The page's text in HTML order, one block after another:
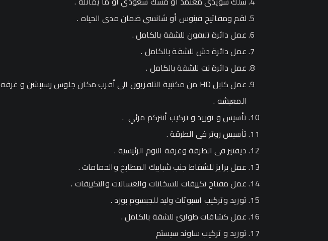
لقم ومفاتيح فينوس أو شانسي ضمان مدى الحياه .
عمل دائرة تليفون للشقة بالكامل .
عمل دائرة دش للشقة بالكامل .
عمل دائرة نت للشقة بالكامل .
عمل كابل HD من مكتبية التلفزيون الى أقرب مكان جلوس رسيبشن و غرفه
المعيشه .
تأسيس و توريد و تركيب أنتركم مرئي .
تأسيس روتر فى الطرقة .
ديفتير فى الطرقة وغرفة النوم الرئيسية .
عمل برايز للشفاط جنب شبابيك المطابخ والحمامات .
عمل مفتاح تكييفات للسخانات والغسالات والتكييفات .
توريد وتركيب اسبوتات وليد للجبسوم بورد .
عمل كشافات طوارئ للشقة بالكامل .
توريد و تركيب ساوند سيستم